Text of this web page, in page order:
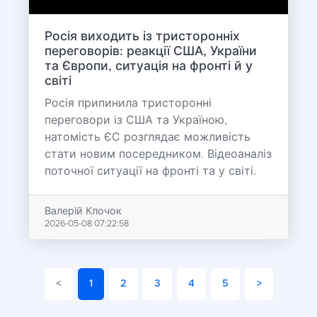
Росія виходить із тристоронніх
переговорів: реакції США, України
та Європи, ситуація на фронті й у
світі
Росія припинила тристоронні
переговори із США та Україною,
натомість ЄС розглядає можливість
стати новим посередником. Відеоаналіз
поточної ситуації на фронті та у світі.
Валерій Клочок
2026-05-08 07:22:58
< 1 2 3 4 5 >